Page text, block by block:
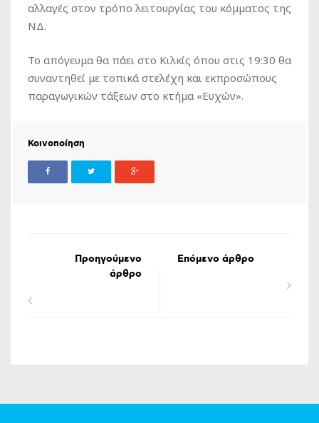
αλλαγές στον τρόπο λειτουργίας του κόμματος της
ΝΔ.
Το απόγευμα θα πάει στο Κιλκίς όπου στις 19:30 θα
συναντηθεί με τοπικά στελέχη και εκπροσώπους
παραγωγικών τάξεων στο κτήμα «Ευχών».
Κοινοποίηση
Προηγούμενο
άρθρο
Επόμενο άρθρο